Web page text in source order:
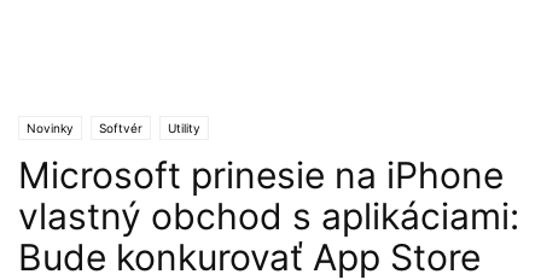
Novinky Softvér Utility
Microsoft prinesie na iPhone
vlastný obchod s aplikáciami:
Bude konkurovať App Store